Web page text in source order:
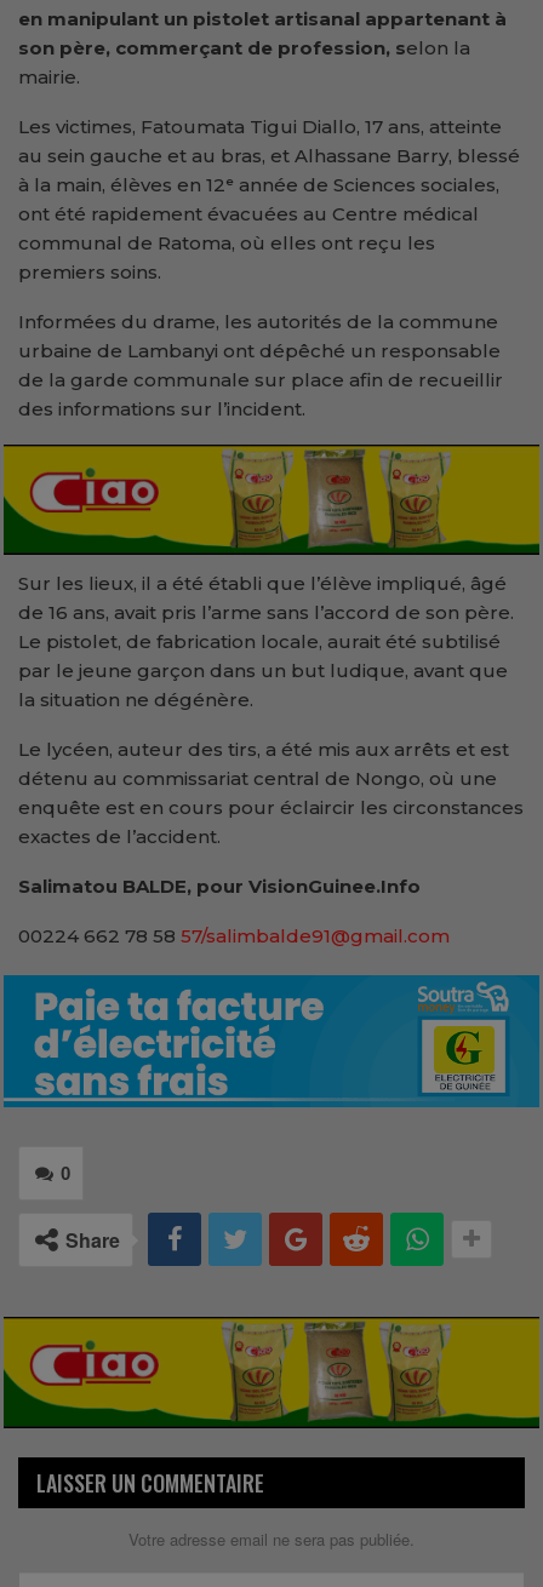
en manipulant un pistolet artisanal appartenant à
son père, commerçant de profession, selon la
mairie.
Les victimes, Fatoumata Tigui Diallo, 17 ans, atteinte
au sein gauche et au bras, et Alhassane Barry, blessé
à la main, élèves en 12ᵉ année de Sciences sociales,
ont été rapidement évacuées au Centre médical
communal de Ratoma, où elles ont reçu les
premiers soins.
Informées du drame, les autorités de la commune
urbaine de Lambanyi ont dépêché un responsable
de la garde communale sur place afin de recueillir
des informations sur l’incident.
Sur les lieux, il a été établi que l’élève impliqué, âgé
de 16 ans, avait pris l’arme sans l’accord de son père.
Le pistolet, de fabrication locale, aurait été subtilisé
par le jeune garçon dans un but ludique, avant que
la situation ne dégénère.
Le lycéen, auteur des tirs, a été mis aux arrêts et est
détenu au commissariat central de Nongo, où une
enquête est en cours pour éclaircir les circonstances
exactes de l’accident.
Salimatou BALDE, pour VisionGuinee.Info
00224 662 78 58 57/salimbalde91@gmail.com
0
Share
LAISSER UN COMMENTAIRE
Votre adresse email ne sera pas publiée.